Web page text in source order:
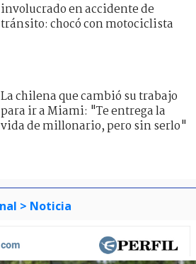
involucrado en accidente de
tránsito: chocó con motociclista
La chilena que cambió su trabajo
para ir a Miami: "Te entrega la